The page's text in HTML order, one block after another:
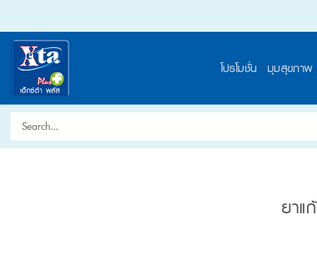
content
โปรโมชั่น มุมสุขภาพ
Search
for:
ยาแ